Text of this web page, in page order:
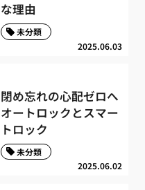
な理由
2025.06.03
未分類
閉め忘れの心配ゼロへ
オートロックとスマー
トロック
2025.06.02
未分類